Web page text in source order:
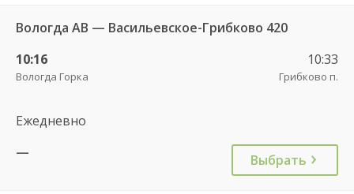
Вологда АВ — Васильевское-Грибково 420
10:16
Вологда Горка
10:33
Грибково п.
Ежедневно
—
Выбрать